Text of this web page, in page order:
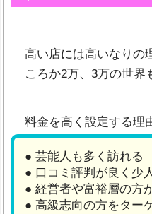
高い店には高いなりの
ころか2万、3万の世界
料金を高く設定する理
● 芸能人も多く訪れる
● 口コミ評判が良く少
● 経営者や富裕層の方
● 高級志向の方をター